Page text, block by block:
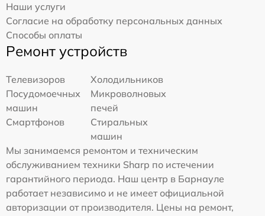
Наши услуги
Согласие на обработку персональных данных
Способы оплаты
Ремонт устройств
Телевизоров
Холодильников
Посудомоечных
машин
Микроволновых
печей
Смартфонов
Стиральных
машин
Мы занимаемся ремонтом и техническим
обслуживанием техники Sharp по истечении
гарантийного периода. Наш центр в Барнауле
работает независимо и не имеет официальной
авторизации от производителя. Цены на ремонт,